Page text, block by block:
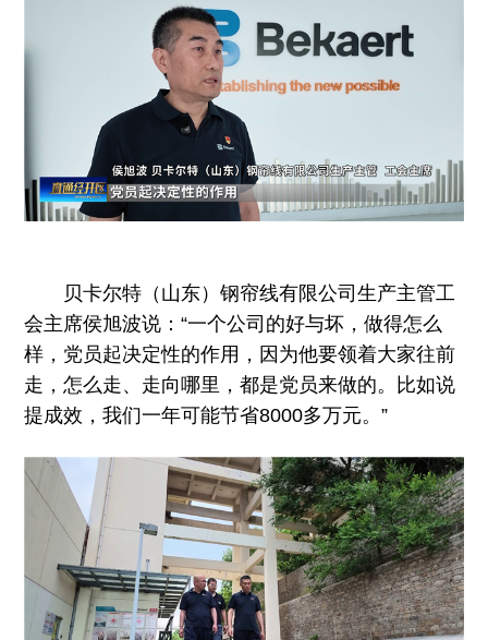
贝卡尔特（山东）钢帘线有限公司生产主管工
会主席侯旭波说：“一个公司的好与坏，做得怎么
样，党员起决定性的作用，因为他要领着大家往前
走，怎么走、走向哪里，都是党员来做的。比如说
提成效，我们一年可能节省8000多万元。”